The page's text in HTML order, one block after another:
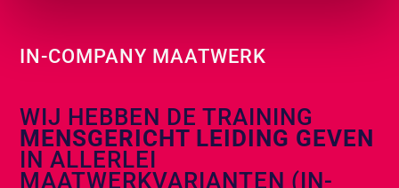
IN-COMPANY MAATWERK
WIJ HEBBEN DE TRAINING
MENSGERICHT LEIDING GEVEN
IN ALLERLEI
MAATWERKVARIANTEN (IN-